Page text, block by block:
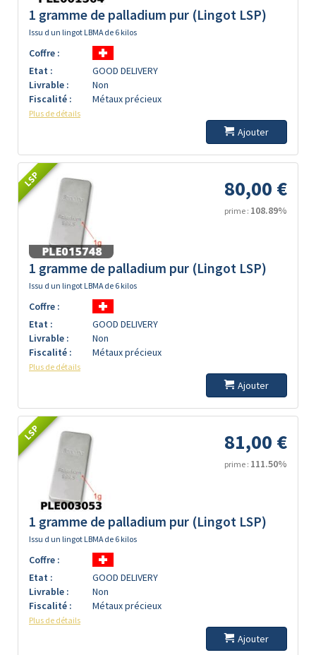
1 gramme de palladium pur (Lingot LSP)
Issu d un lingot LBMA de 6 kilos
Coffre :
Etat :
GOOD DELIVERY
Livrable :
Non
Fiscalité :
Métaux précieux
Plus de détails
Ajouter
LSP 80,00 €
prime : 108.89%
1 gramme de palladium pur (Lingot LSP)
Issu d un lingot LBMA de 6 kilos
Coffre :
Etat :
GOOD DELIVERY
Livrable :
Non
Fiscalité :
Métaux précieux
Plus de détails
Ajouter
LSP 81,00 €
prime : 111.50%
1 gramme de palladium pur (Lingot LSP)
Issu d un lingot LBMA de 6 kilos
Coffre :
Etat :
GOOD DELIVERY
Livrable :
Non
Fiscalité :
Métaux précieux
Plus de détails
Ajouter